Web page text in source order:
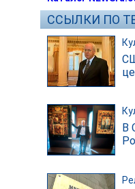
ССЫЛКИ ПО
В